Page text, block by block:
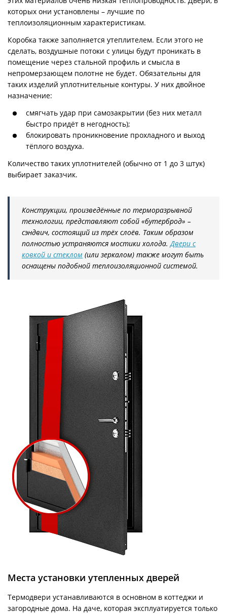
которых они установлены – лучшие по
теплоизоляционным характеристикам.
Коробка также заполняется утеплителем. Если этого не
сделать, воздушные потоки с улицы будут проникать в
помещение через стальной профиль и смысла в
непромерзающем полотне не будет. Обязательны для
таких изделий уплотнительные контуры. У них двойное
назначение:
смягчать удар при самозакрытии (без них металл
быстро придёт в негодность);
блокировать проникновение прохладного и выход
тёплого воздуха.
Количество таких уплотнителей (обычно от 1 до 3 штук)
выбирает заказчик.
Конструкции, произведённые по терморазрывной
технологии, представляют собой «бутерброд» –
сэндвич, состоящий из трёх слоёв. Таким образом
полностью устраняются мостики холода.Двери с
ковкой и стеклом (или зеркалом) также могут быть
оснащены подобной теплоизоляционной системой.
Места установки утепленных дверей
Термодвери устанавливаются в основном в коттеджи и
загородные дома. На даче, которая эксплуатируется только